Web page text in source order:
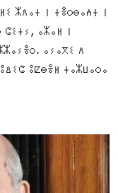
ⵣⴷⴰⵜ ⵏ ⵜⴻⵔⴱⴰⵄⵜ ⵏ
ⴰⵣⴰⵍ ⵏ
ⴰⵢⴰⴳⵉ ⴷ
ⵓⵇⴱⴻⵍ ⵜⴰⵣⵡⴰⵔⴰ